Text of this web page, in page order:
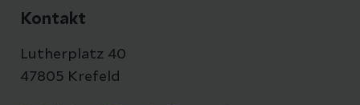
Kontakt
Lutherplatz 40
47805 Krefeld